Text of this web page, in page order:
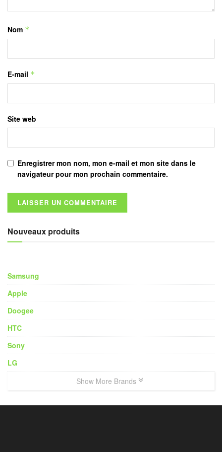
Nom *
E-mail *
Site web
Enregistrer mon nom, mon e-mail et mon site dans le
navigateur pour mon prochain commentaire.
Nouveaux produits
Samsung
Apple
Doogee
HTC
Sony
LG
Show More Brands